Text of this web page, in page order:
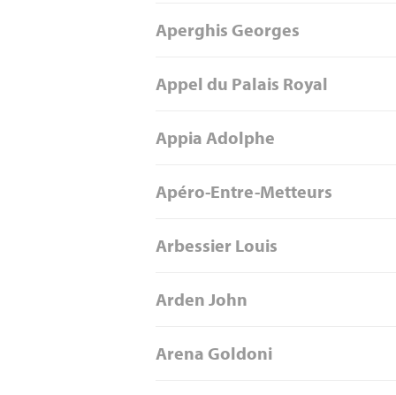
Aperghis Georges
Appel du Palais Royal
Appia Adolphe
Apéro-Entre-Metteurs
Arbessier Louis
Arden John
Arena Goldoni